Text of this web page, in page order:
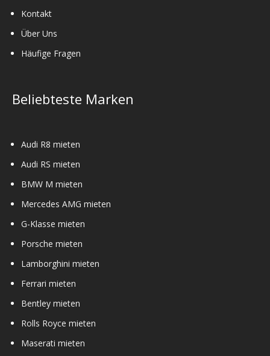
Kontakt
Über Uns
Häufige Fragen
Beliebteste Marken
Audi R8 mieten
Audi RS mieten
BMW M mieten
Mercedes AMG mieten
G-Klasse mieten
Porsche mieten
Lamborghini mieten
Ferrari mieten
Bentley mieten
Rolls Royce mieten
Maserati mieten